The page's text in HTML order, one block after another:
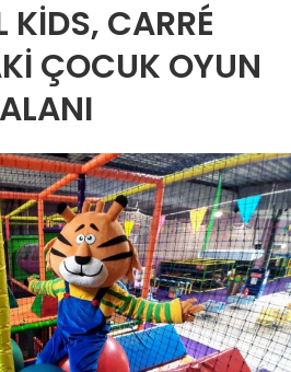
KIDS, CARRÉ
ÇOCUK OYUN
ALANI